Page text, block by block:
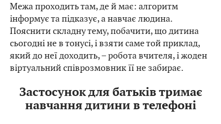
Межа проходить там, де й має: алгоритм
інформує та підказує, а навчає людина.
Пояснити складну тему, побачити, що дитина
сьогодні не в тонусі, і взяти саме той приклад,
який до неї доходить, – робота вчителя, і жоден
віртуальний співрозмовник її не забирає.
Застосунок для батьків тримає
навчання дитини в телефоні